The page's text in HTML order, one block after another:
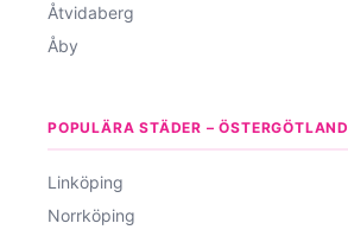
Åtvidaberg
Åby
POPULÄRA STÄDER – ÖSTERGÖTLAND
Linköping
Norrköping